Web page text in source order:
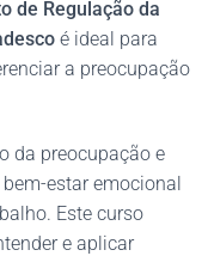
de Regulação da
é ideal para
a preocupação
da preocupação e
estar emocional
Este curso
e aplicar